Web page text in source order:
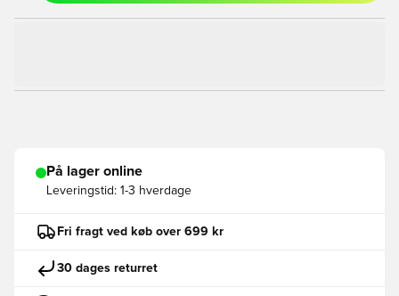
På lager online
Leveringstid: 1-3 hverdage
Fri fragt ved køb over 699 kr
30 dages returret